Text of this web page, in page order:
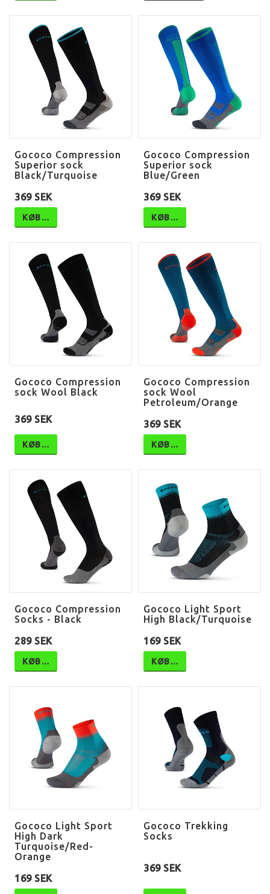
Gococo Compression
Superior sock
Black/Turquoise
369 SEK
KØB…
Gococo Compression
Superior sock
Blue/Green
369 SEK
KØB…
Gococo Compression
sock Wool Black
369 SEK
KØB…
Gococo Compression
sock Wool
Petroleum/Orange
369 SEK
KØB…
Gococo Compression
Socks - Black
289 SEK
KØB…
Gococo Light Sport
High Black/Turquoise
169 SEK
KØB…
Gococo Light Sport
High Dark
Turquoise/Red-
Orange
169 SEK
Gococo Trekking
Socks
369 SEK